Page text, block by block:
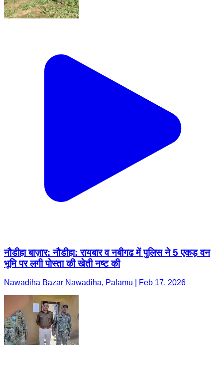
नौडीहा बाज़ार: नौडीहा: रायबार व नबीगढ में पुलिस ने 5 एकड़ वन
भूमि पर लगी पोस्ता की खेती नष्ट की
Nawadiha Bazar Nawadiha, Palamu | Feb 17, 2026